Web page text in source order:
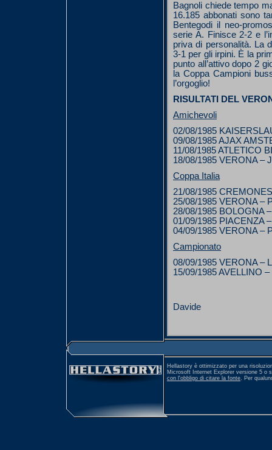
Bagnoli chiede tempo
16.185 abbonati sono
Bentegodi il neo-
serie A. Finisce 2-2 e
priva di personalità. La
3-1 per gli irpini. È la
punto all’attivo dopo 2
la Coppa Campioni
l’orgoglio!
RISULTATI DEL
Amichevoli
02/08/1985
09/08/1985 AJAX
11/08/1985 ATLETICO
18/08/1985 VERONA –
Coppa Italia
21/08/1985
25/08/1985 VERONA –
28/08/1985 BOLOGNA
01/09/1985 PIACENZA
04/09/1985 VERONA –
Campionato
08/09/1985 VERONA –
15/09/1985 AVELLINO
Davide
Hellastory è ottimizzato per una
Microsoft Internet Explorer versione 5 o
con l'obbligo di citare la fonte. Per